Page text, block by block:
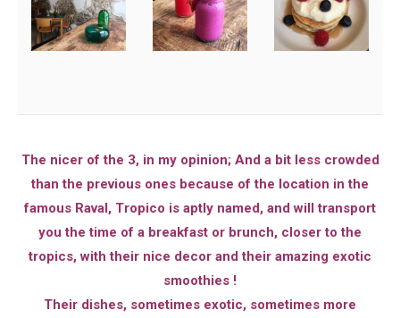
The nicer of the 3, in my opinion; And a bit less crowded
than the previous ones because of the location in the
famous Raval, Tropico is aptly named, and will transport
you the time of a breakfast or brunch, closer to the
tropics, with their nice decor and their amazing exotic
smoothies !
Their dishes, sometimes exotic, sometimes more